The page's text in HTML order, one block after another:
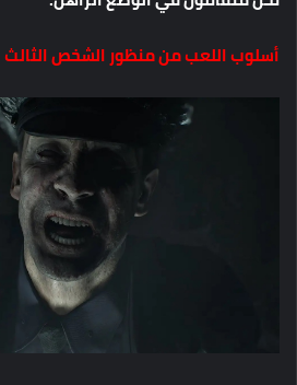
أسلوب اللعب من منظور الشخص الثالث